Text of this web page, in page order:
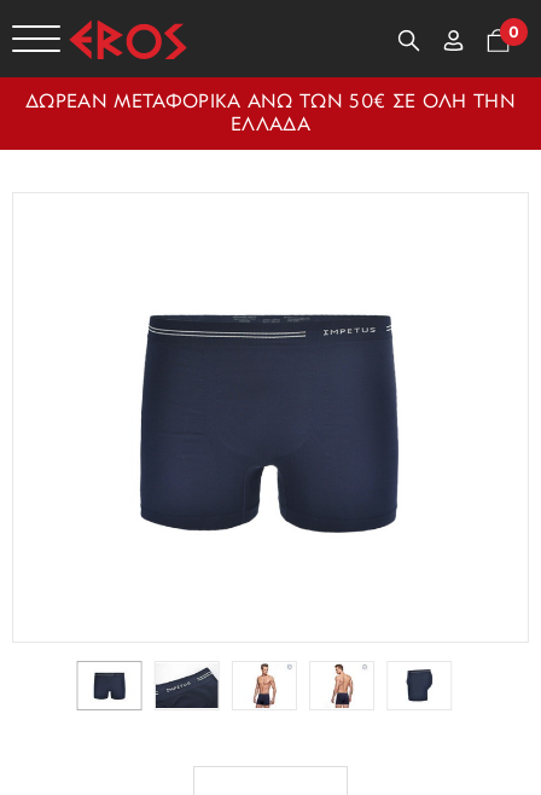
0
ΔΩΡΕΑΝ ΜΕΤΑΦΟΡΙΚΑ ΑΝΩ ΤΩΝ 50€ ΣΕ ΟΛΗ ΤΗΝ
ΕΛΛΑΔΑ